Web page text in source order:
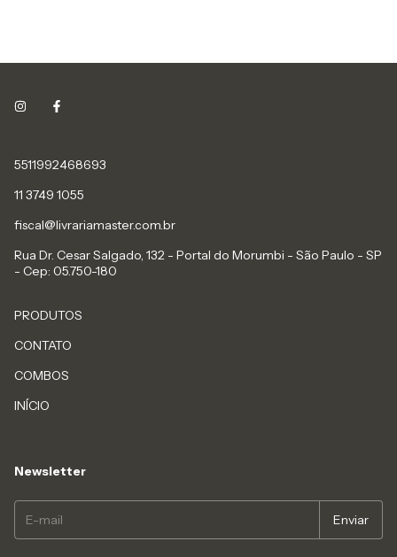
5511992468693
11 3749 1055
fiscal@livrariamaster.com.br
Rua Dr. Cesar Salgado, 132 - Portal do Morumbi - São Paulo - SP
- Cep: 05.750-180
PRODUTOS
CONTATO
COMBOS
INÍCIO
Newsletter